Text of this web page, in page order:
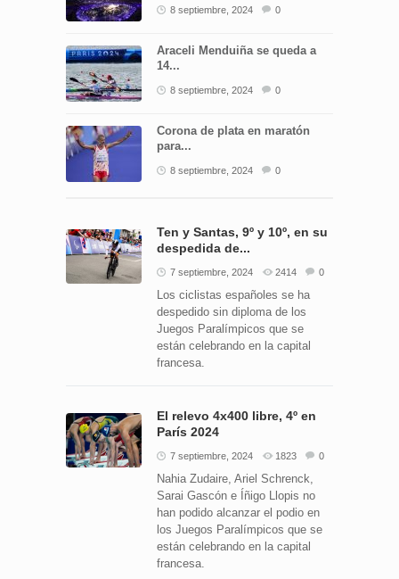
8 septiembre, 2024 0
Araceli Menduiña se queda a
14...
8 septiembre, 2024 0
Corona de plata en maratón
para...
8 septiembre, 2024 0
Ten y Santas, 9º y 10º, en su
despedida de...
7 septiembre, 2024 2414 0
Los ciclistas españoles se ha
despedido sin diploma de los
Juegos Paralímpicos que se
están celebrando en la capital
francesa.
El relevo 4x400 libre, 4º en
París 2024
7 septiembre, 2024 1823 0
Nahia Zudaire, Ariel Schrenck,
Sarai Gascón e Íñigo Llopis no
han podido alcanzar el podio en
los Juegos Paralímpicos que se
están celebrando en la capital
francesa.